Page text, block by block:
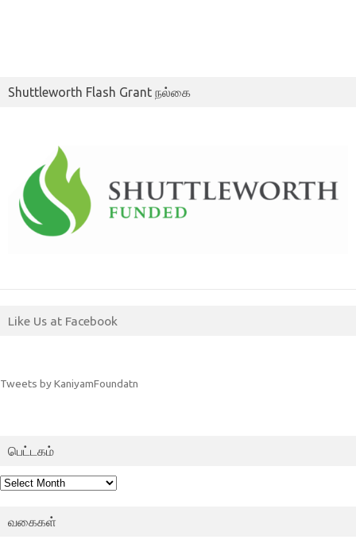
Shuttleworth Flash Grant நல்கை
Like Us at Facebook
Tweets by KaniyamFoundatn
பெட்டகம்
பெட்டகம்
வகைகள்